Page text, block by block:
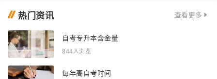
热门资讯 查看更多
自考专升本含金量
844人浏览
每年高自考时间